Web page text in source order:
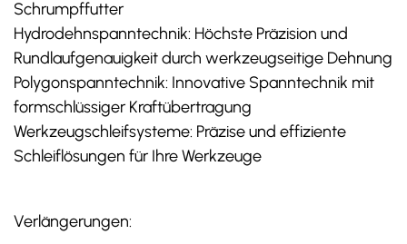
Schrumpffutter
Hydrodehnspanntechnik: Höchste Präzision und
Rundlaufgenauigkeit durch werkzeugseitige Dehnung
Polygonspanntechnik: Innovative Spanntechnik mit
formschlüssiger Kraftübertragung
Werkzeugschleifsysteme: Präzise und effiziente
Schleiflösungen für Ihre Werkzeuge
Verlängerungen: